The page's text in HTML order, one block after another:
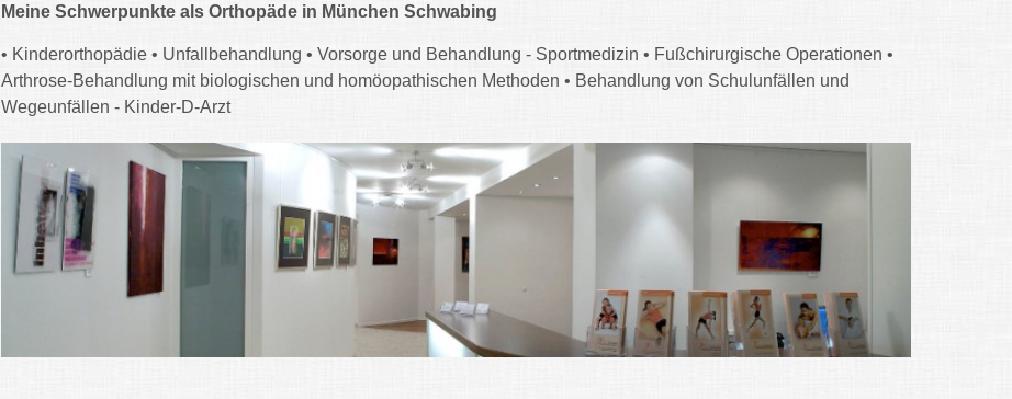
Meine Schwerpunkte als Orthopäde in München Schwabing
• Kinderorthopädie • Unfallbehandlung • Vorsorge und Behandlung - Sportmedizin • Fußchirurgische Operationen •
Arthrose-Behandlung mit biologischen und homöopathischen Methoden • Behandlung von Schulunfällen und
Wegeunfällen - Kinder-D-Arzt